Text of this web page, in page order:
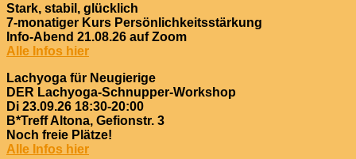
Stark, stabil, glücklich
7-monatiger Kurs Persönlichkeitsstärkung
Info-Abend 21.08.26 auf Zoom
Alle Infos hier
Lachyoga für Neugierige
DER Lachyoga-Schnupper-Workshop
Di 23.09.26 18:30-20:00
B*Treff Altona, Gefionstr. 3
Noch freie Plätze!
Alle Infos hier